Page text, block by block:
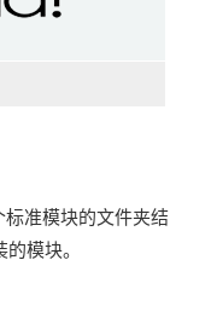
准模块的文件夹结
模块。